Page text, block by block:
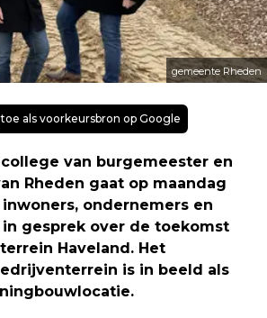
gemeente Rheden
als voorkeursbron op Google
college van burgemeester en
Rheden gaat op maandag
ondernemers en
gesprek over de toekomst
Haveland. Het
is in beeld als